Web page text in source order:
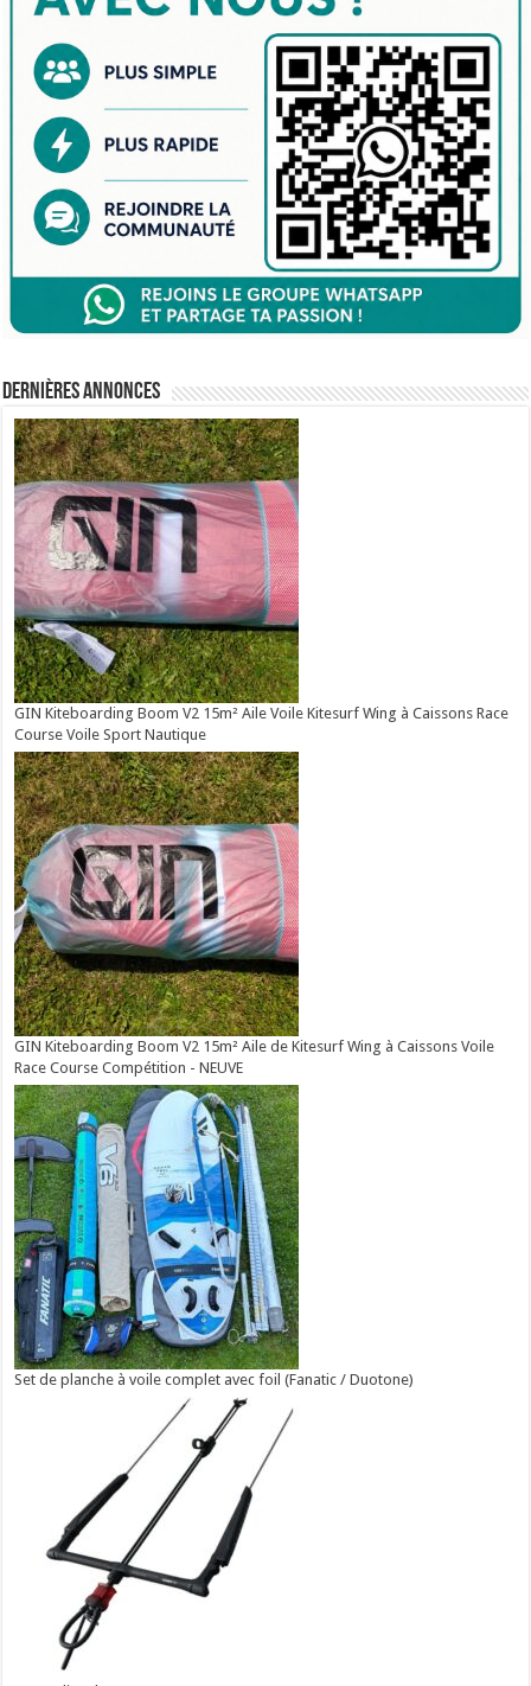
Dernières annonces
GIN Kiteboarding Boom V2 15m² Aile Voile Kitesurf Wing à Caissons Race
Course Voile Sport Nautique
GIN Kiteboarding Boom V2 15m² Aile de Kitesurf Wing à Caissons Voile
Race Course Compétition - NEUVE
Set de planche à voile complet avec foil (Fanatic / Duotone)